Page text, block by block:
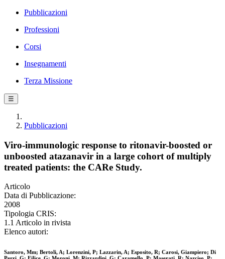
Pubblicazioni
Professioni
Corsi
Insegnamenti
Terza Missione
☰
Pubblicazioni
Viro-immunologic response to ritonavir-boosted or
unboosted atazanavir in a large cohort of multiply
treated patients: the CARe Study.
Articolo
Data di Pubblicazione:
2008
Tipologia CRIS:
1.1 Articolo in rivista
Elenco autori:
Santoro, Mm; Bertoli, A; Lorenzini, P; Lazzarin, A; Esposito, R; Carosi, Giampiero; Di